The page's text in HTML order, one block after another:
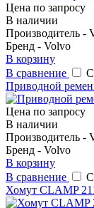
Цена по запросу
В наличии
Производитель -
Бренд - Volvo
В корзину
В сравнение
Приводной
Цена по запросу
В наличии
Производитель -
Бренд - Volvo
В корзину
В сравнение
Хомут CLAMP